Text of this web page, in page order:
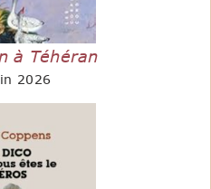
à Téhéran
2026